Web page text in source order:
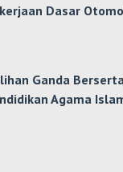
Dasar
Ganda
Agama